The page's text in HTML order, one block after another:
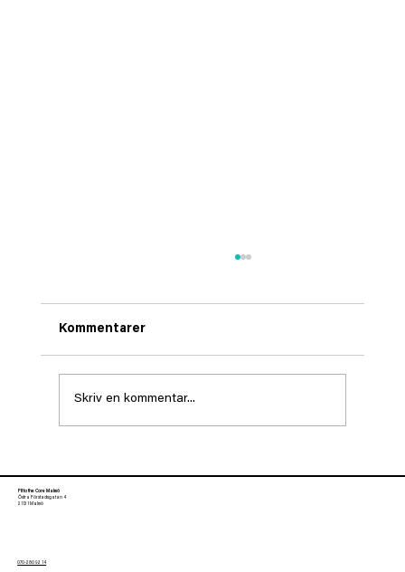
Kommentarer
Skriv en kommentar...
Fit to the Core Malmö
Östra Förstadsgatan 4
21131 Malmö
070-280 92 14